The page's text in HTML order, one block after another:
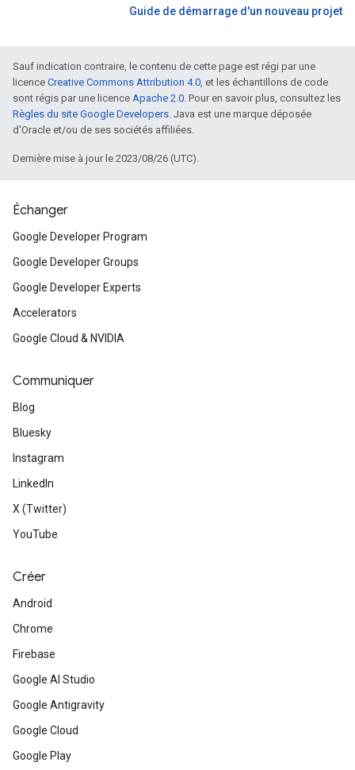
Guide de démarrage d'un nouveau projet
Sauf indication contraire, le contenu de cette page est régi par une
licence Creative Commons Attribution 4.0, et les échantillons de code
sont régis par une licence Apache 2.0. Pour en savoir plus, consultez les
Règles du site Google Developers. Java est une marque déposée
d'Oracle et/ou de ses sociétés affiliées.
Dernière mise à jour le 2023/08/26 (UTC).
Échanger
Google Developer Program
Google Developer Groups
Google Developer Experts
Accelerators
Google Cloud & NVIDIA
Communiquer
Blog
Bluesky
Instagram
LinkedIn
X (Twitter)
YouTube
Créer
Android
Chrome
Firebase
Google AI Studio
Google Antigravity
Google Cloud
Google Play